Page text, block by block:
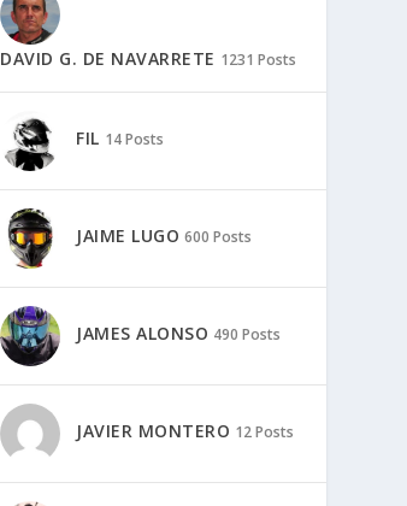
DAVID G. DE NAVARRETE 1231 Posts
FIL 14 Posts
JAIME LUGO 600 Posts
JAMES ALONSO 490 Posts
JAVIER MONTERO 12 Posts